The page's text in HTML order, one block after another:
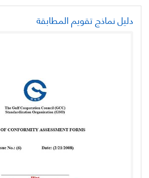
دليل نماذج تقويم المطابقة